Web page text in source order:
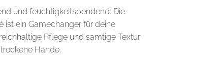
und feuchtigkeitspendend: Die
ist ein Gamechanger für deine
Pflege und samtige Textur
Hände.